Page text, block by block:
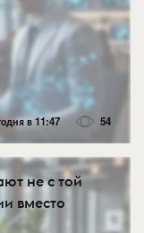
в 11:47 54
не с той
вместо